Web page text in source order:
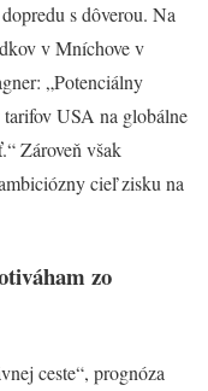
s dôverou. Na
v Mníchove v
„Potenciálny
USA na globálne
Zároveň však
cieľ zisku na
zo
ceste“, prognóza